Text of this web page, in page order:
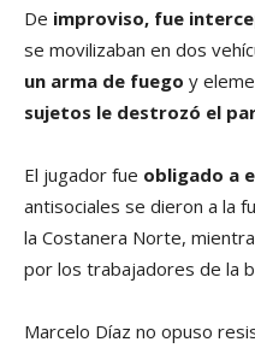
De improviso, fue
se movilizaban en dos
un arma de fuego y
sujetos le destrozó el
El jugador fue obligado a
antisociales se dieron a la
la Costanera Norte,
por los trabajadores de la
Marcelo Díaz no opuso